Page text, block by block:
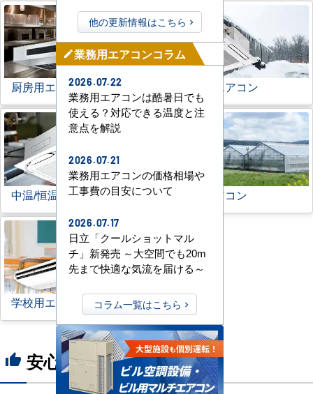
厨房用エアコン 寒冷地用エアコン
中温/恒温用エアコン 農業用エアコン
学校用エアコン
thumb_up 安心の8つのポイント
他の更新情報はこちら
mode_edit業務用エアコンコラム
2026.07.22
業務用エアコンは酷暑日でも
使える？対応できる温度と注
意点を解説
2026.07.21
業務用エアコンの価格相場や
工事費の目安について
2026.07.17
日立「クールショットマル
チ」新発売 ～大空間でも20m
先まで快適な気流を届ける～
コラム一覧はこちら